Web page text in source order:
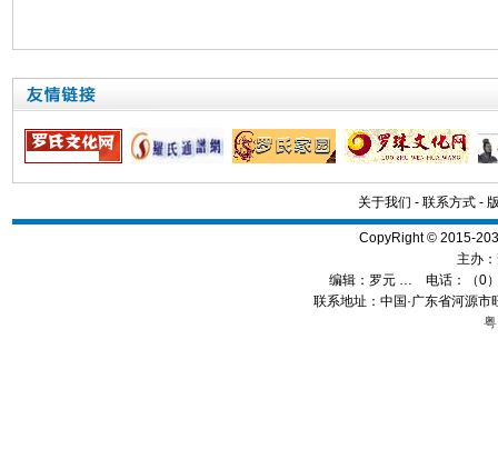
关于我们 - 联系方式-
CopyRight © 2015-
主办：
编辑： 罗元 … 电话：（0
联系地址：中国·广东省河源